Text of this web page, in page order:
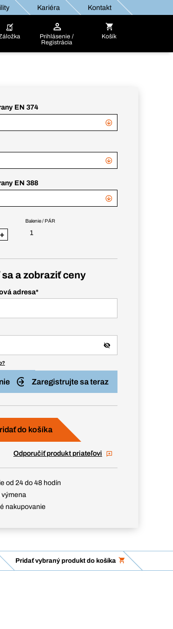
Kariéra Kontakt
Prihlásenie /
Registrácia
Košík
EN 374
EN 388
Balenie / PÁR
1
+
a zobraziť ceny
adresa*
Zaregistrujte sa teraz
do košíka
Odporučiť produkt priateľovi
od 24 do 48 hodín
výmena
nakupovanie
Pridať vybraný produkt do košíka